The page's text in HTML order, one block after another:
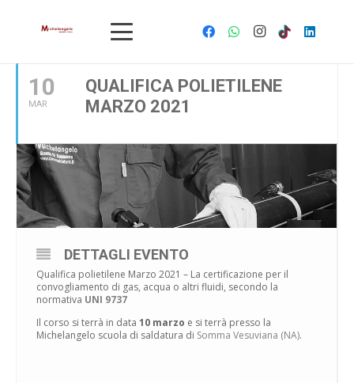
MARZO, 2021
10
MAR
QUALIFICA POLIETILENE
MARZO 2021
DETTAGLI EVENTO
Qualifica polietilene Marzo 2021 – La certificazione per il
convogliamento di gas, acqua o altri fluidi, secondo la
normativa UNI 9737
Il corso si terrà in data 10 marzo e si terrà presso la
Michelangelo scuola di saldatura di Somma Vesuviana (NA).